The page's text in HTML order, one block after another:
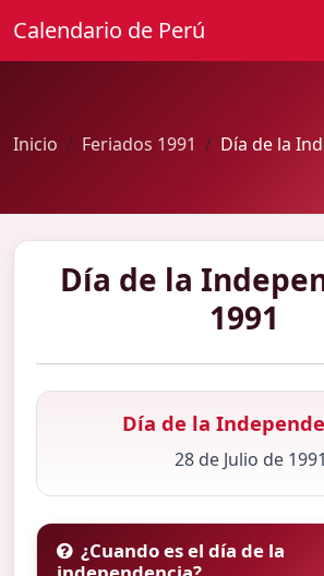
Calendario de Perú
Inicio Feriados 1991 Día de la
Día de la
1991
Día de la
28 de Julio de 1991
¿Cuando es el día de la